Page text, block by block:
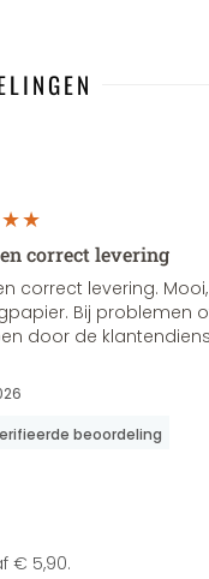
correct levering
correct levering.
Bij problemen
door de
beoordeling
€ 5,90.